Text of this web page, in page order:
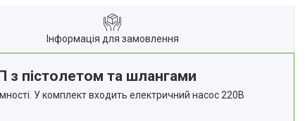
Інформація для замовлення
пістолетом та шлангами
У комплект входить електричний насос 220В